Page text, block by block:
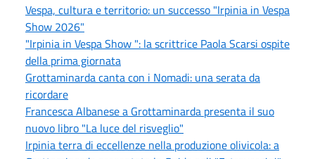
Vespa, cultura e territorio: un successo "Irpinia in Vespa
Show 2026"
"Irpinia in Vespa Show ": la scrittrice Paola Scarsi ospite
della prima giornata
Grottaminarda canta con i Nomadi: una serata da
ricordare
Francesca Albanese a Grottaminarda presenta il suo
nuovo libro "La luce del risveglio"
Irpinia terra di eccellenze nella produzione olivicola: a